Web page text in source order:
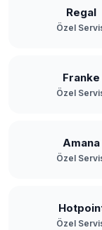
Regal
Özel
Franke
Özel
Amana
Özel
Özel